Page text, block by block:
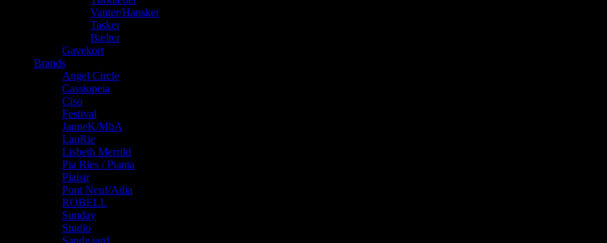
Vanter/Hansker
Tasker
Bælter
Gavekort
Brands
Angel Circle
Cassiopeia
Ciso
Festival
JanneK/MbA
LauRie
Lisbeth Merrild
Pia Ries / Pianta
Plaisir
Pont Neuf/Adia
ROBELL
Sunday
Studio
Sandgaard